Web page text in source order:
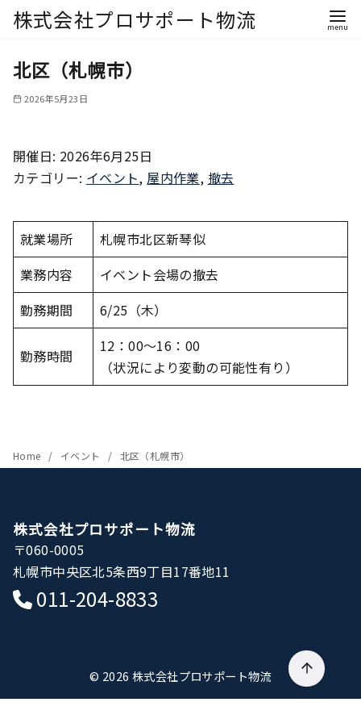
株式会社プロサポート物流
北区（札幌市）
2026年5月23日
開催日: 2026年6月25日
カテゴリー: イベント, 屋内作業, 撤去
就業場所
札幌市北区新琴似
業務内容
イベント会場の撤去
勤務期間
6/25（木）
勤務時間
12：00～16：00
（状況により変動の可能性有り）
Home イベント 北区（札幌市）
株式会社プロサポート物流
〒060-0005
札幌市中央区北5条西9丁目17番地11
011-204-8833
© 2026 株式会社プロサポート物流